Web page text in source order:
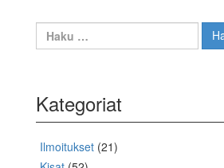
Haku:
Kategoriat
Ilmoitukset (21)